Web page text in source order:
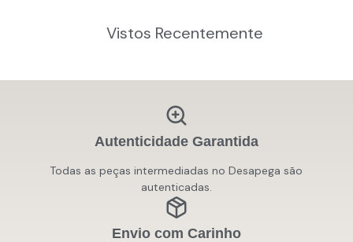
Vistos Recentemente
Autenticidade Garantida
Todas as peças intermediadas no Desapega são
autenticadas.
Envio com Carinho